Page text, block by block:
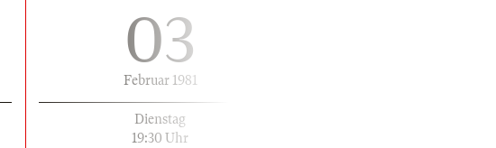
03
Februar 1981
Dienstag
19:30 Uhr